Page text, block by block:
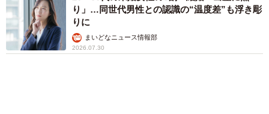
家ぺー 内装も壁も取り払われスケルトン状態
の部屋に呆然
まいどなトピック